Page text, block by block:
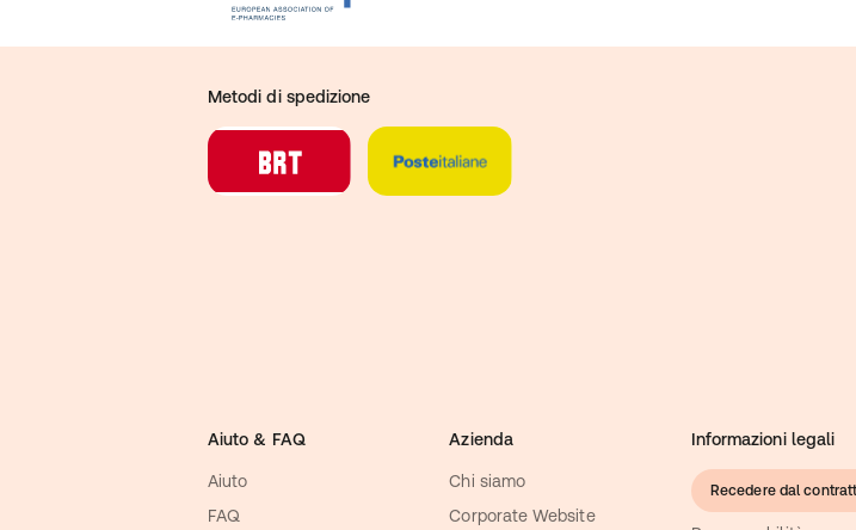
Metodi di spedizione
Aiuto & FAQ
Aiuto
FAQ
Azienda
Chi siamo
Corporate Website
Informazioni legali
Recedere dal